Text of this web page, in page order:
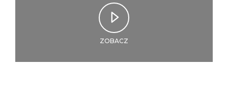
informacje dotyczące
bezpieczeństwa:
Załącznik PDF
ZOBACZ